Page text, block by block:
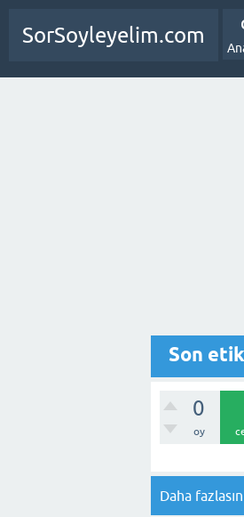
SorSoyleyelim.com
Son
0
oy
Daha